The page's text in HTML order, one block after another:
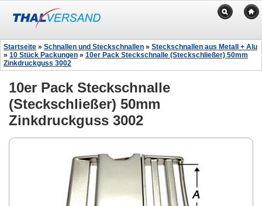
Startseite » Schnallen und Steckschnallen » Steckschnallen aus Metall + Alu
» 10 Stück Packungen » 10er Pack Steckschnalle (Steckschließer) 50mm
Zinkdruckguss 3002
10er Pack Steckschnalle
(Steckschließer) 50mm
Zinkdruckguss 3002